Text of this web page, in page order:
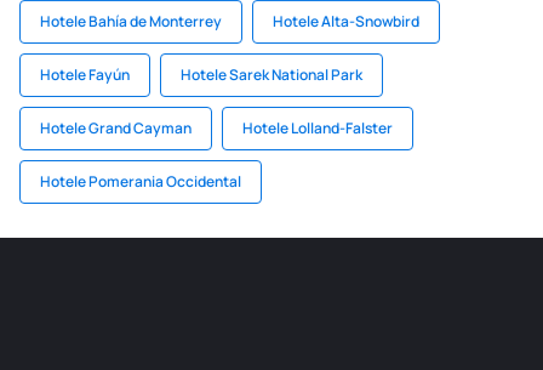
Hotele Bahía de Monterrey Hotele Alta-Snowbird
Hotele Fayún Hotele Sarek National Park
Hotele Grand Cayman Hotele Lolland-Falster
Hotele Pomerania Occidental